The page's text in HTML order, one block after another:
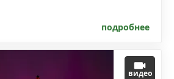
подробнее
видео